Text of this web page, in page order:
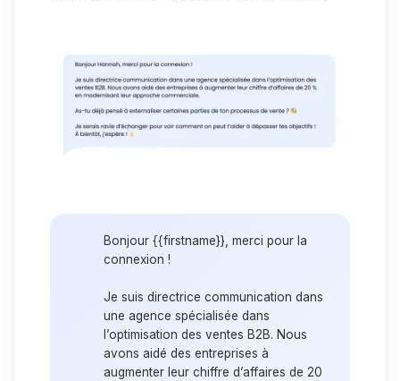
Bonjour {{firstname}}, merci pour la
connexion !
Je suis directrice communication dans
une agence spécialisée dans
l’optimisation des ventes B2B. Nous
avons aidé des entreprises à
augmenter leur chiffre d’affaires de 20